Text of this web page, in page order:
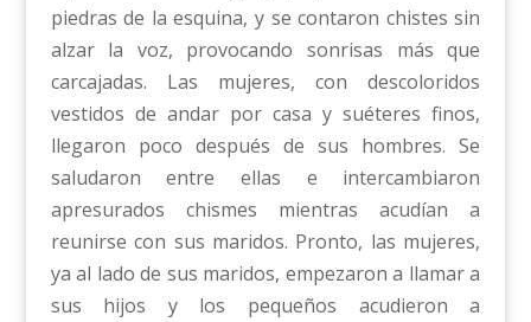
piedras de la esquina, y se contaron chistes sin
alzar la voz, provocando sonrisas más que
carcajadas. Las mujeres, con descoloridos
vestidos de andar por casa y suéteres finos,
llegaron poco después de sus hombres. Se
saludaron entre ellas e intercambiaron
apresurados chismes mientras acudían a
reunirse con sus maridos. Pronto, las mujeres,
ya al lado de sus maridos, empezaron a llamar a
sus hijos y los pequeños acudieron a